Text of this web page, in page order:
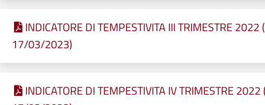
INDICATORE DI TEMPESTIVITA III TRIMESTRE
17/03/2023)
INDICATORE DI TEMPESTIVITA IV TRIMESTRE